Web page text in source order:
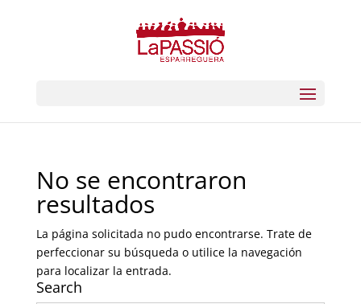
No se encontraron
resultados
La página solicitada no pudo encontrarse. Trate de
perfeccionar su búsqueda o utilice la navegación
para localizar la entrada.
Search